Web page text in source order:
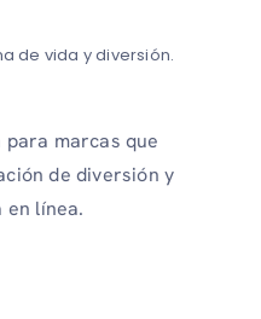
de vida y diversión.
marcas que
de diversión y
línea.